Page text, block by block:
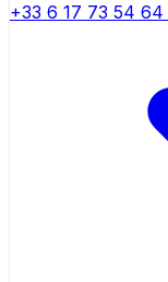
+33 6 17 73 54 64